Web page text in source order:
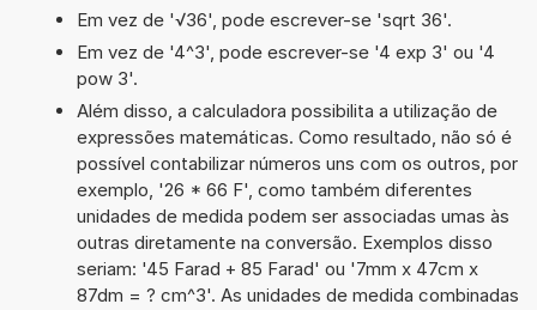
Em vez de '√36', pode escrever-se 'sqrt 36'.
Em vez de '4^3', pode escrever-se '4 exp 3' ou '4
pow 3'.
Além disso, a calculadora possibilita a utilização de
expressões matemáticas. Como resultado, não só é
possível contabilizar números uns com os outros, por
exemplo, '26 * 66 F', como também diferentes
unidades de medida podem ser associadas umas às
outras diretamente na conversão. Exemplos disso
seriam: '45 Farad + 85 Farad' ou '7mm x 47cm x
87dm = ? cm^3'. As unidades de medida combinadas